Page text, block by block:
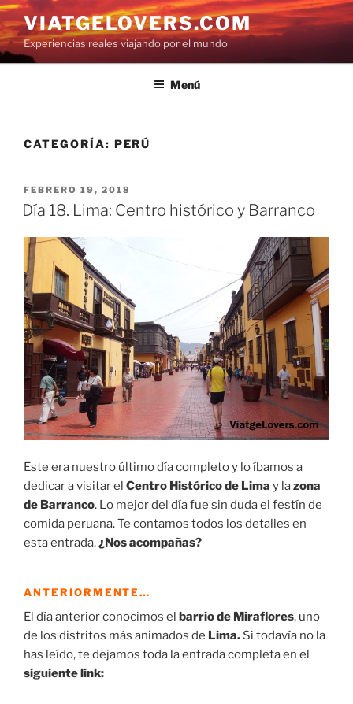
Saltar
al
contenido
VIATGELOVERS.COM
Experiencias reales viajando por el mundo
Menú
CATEGORÍA: PERÚ
PUBLICADO
EL
FEBRERO 19, 2018
Día 18. Lima: Centro histórico y Barranco
Este era nuestro último día completo y lo íbamos a
dedicar a visitar el Centro Histórico de Lima y lazona
de Barranco. Lo mejor del día fue sin duda el festín de
comida peruana. Te contamos todos los detalles en
esta entrada.¿Nos acompañas?
ANTERIORMENTE…
El día anterior conocimos el barrio de Miraflores, uno
de los distritos más animados de Lima. Si todavía no la
has leído, te dejamos toda la entrada completa en el
siguiente link: